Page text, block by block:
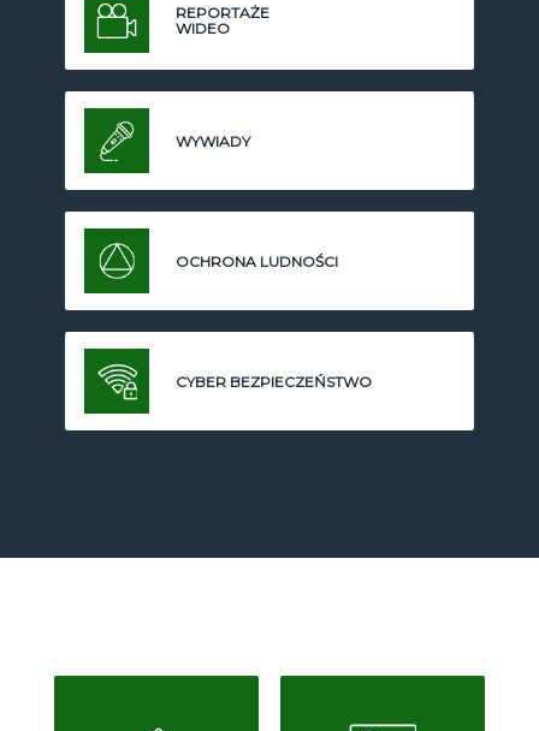
REPORTAŻE
WIDEO
WYWIADY
OCHRONA LUDNOŚCI
CYBER BEZPIECZEŃSTWO